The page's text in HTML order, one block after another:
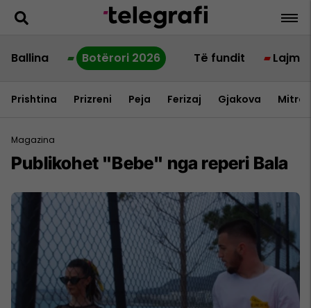
Ballina Botërori 2026 Të fundit Lajme
Prishtina Prizreni Peja Ferizaj Gjakova
Magazina
Publikohet "Bebe" nga reperi Bala